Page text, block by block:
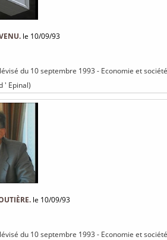
le 10/09/93
du 10 septembre 1993 - Economie et
' Epinal)
le 10/09/93
du 10 septembre 1993 - Economie et